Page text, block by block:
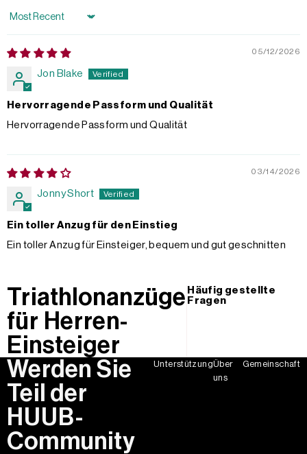
Sort by
05/12/2026
Jon Blake
Hervorragende Passform und Qualität
Hervorragende Passform und Qualität
03/14/2026
Jonny Short
Ein toller Anzug für den Einstieg
Ein toller Anzug für Einsteiger, bequem und gut geschnitten
Triathlonanzüge
für Herren-
Einsteiger
Häufig gestellte
Fragen
Werden Sie
Teil der
HUUB-
Community
UnterstützungÜber
uns
Gemeinschaft